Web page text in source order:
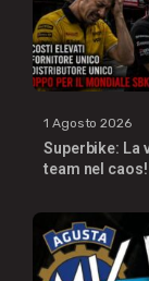
1 Agosto 2026
Superbike: La
team nel caos!